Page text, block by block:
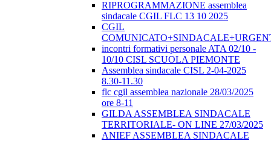
RIPROGRAMMAZIONE assemblea
sindacale CGIL FLC 13 10 2025
CGIL
incontri formativi personale ATA 02/10 -
10/10 CISL SCUOLA PIEMONTE
Assemblea sindacale CISL 2-04-2025
8.30-11.30
flc cgil assemblea nazionale 28/03/2025
ore 8-11
GILDA ASSEMBLEA SINDACALE
TERRITORIALE- ON LINE 27/03/2025
ANIEF ASSEMBLEA SINDACALE